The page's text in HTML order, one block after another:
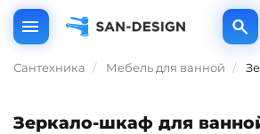
Сантехника Мебель для ванной
Зеркало-шкаф для